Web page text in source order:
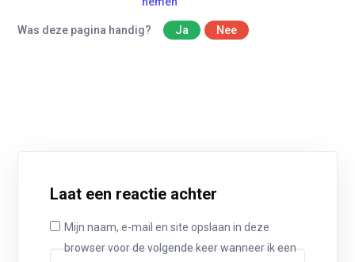
Was deze pagina handig? Ja Nee
Laat een reactie achter
Mijn naam, e-mail en site opslaan in deze
browser voor de volgende keer wanneer ik een